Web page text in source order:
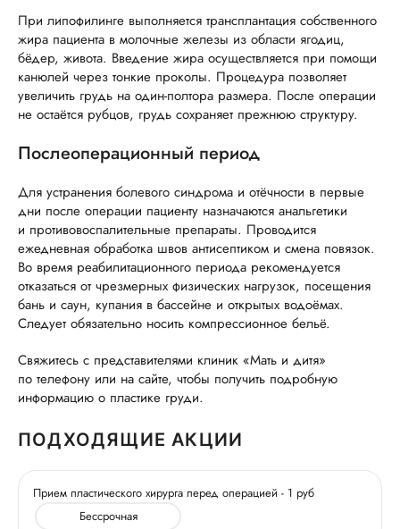
При липофилинге выполняется трансплантация собственного
жира пациента в молочные железы из области ягодиц,
бёдер, живота. Введение жира осуществляется при помощи
канюлей через тонкие проколы. Процедура позволяет
увеличить грудь на один-полтора размера. После операции
не остаётся рубцов, грудь сохраняет прежнюю структуру.
Послеоперационный период
Для устранения болевого синдрома и отёчности в первые
дни после операции пациенту назначаются анальгетики
и противовоспалительные препараты. Проводится
ежедневная обработка швов антисептиком и смена повязок.
Во время реабилитационного периода рекомендуется
отказаться от чрезмерных физических нагрузок, посещения
бань и саун, купания в бассейне и открытых водоёмах.
Следует обязательно носить компрессионное бельё.
Свяжитесь с представителями клиник «Мать и дитя»
по телефону или на сайте, чтобы получить подробную
информацию о пластике груди.
ПОДХОДЯЩИЕ АКЦИИ
Прием пластического хирурга перед операцией - 1 руб
Бессрочная